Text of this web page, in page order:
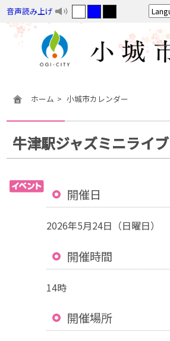
音声読み上げ
ホーム 小城市カレンダー
牛津駅ジャズミニライブ
開催日
2026年5月24日（日曜日）
開催時間
14時
開催場所